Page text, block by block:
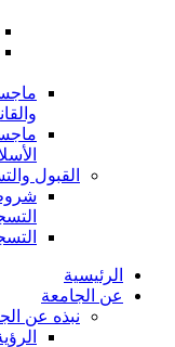
القبول
الرئيسية
عن الجامعة
نبذه عن